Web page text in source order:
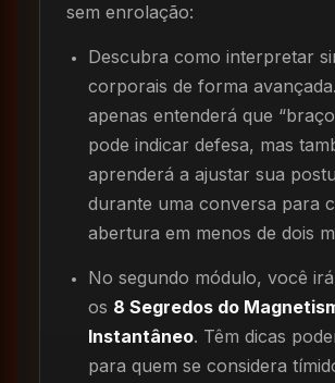
sem enrolação:
Descubra como interpretar
corporais de forma
apenas entenderá que
pode indicar defesa, mas
aprenderá a ajustar sua
durante uma conversa para
abertura em menos de dois
No segundo módulo, você
os 8 Segredos do
Instantâneo. Têm dicas
para quem se considera